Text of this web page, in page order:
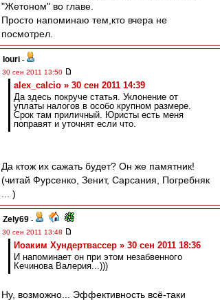
"Жетоном" во главе.
Просто напоминаю тем,кто вчера не
посмотрел.
Iouri -
30 сен 2011 13:50
alex_calcio » 30 сен 2011 14:39
Да здесь покруче статья. Уклонение от
уплаты налогов в особо крупном размере.
Срок там приличный. Юристы есть меня
поправят и уточнят если что.
Да ктож их сажать будет? Он же памятник!
(читай Фурсенко, Зенит, Сарсания, Погребняк
... )
Zely69 -
30 сен 2011 13:48
Иоаким Хундертвассер » 30 сен 2011 18:36
И напоминает он при этом незабвенного
Кечинова Валерия...)))
Ну, возможно... Эффективность всё-таки